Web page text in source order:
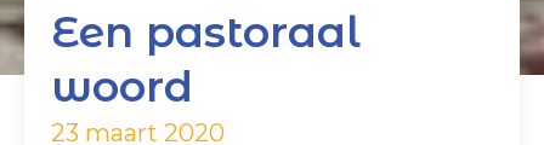
Een pastoraal
woord
23 maart 2020